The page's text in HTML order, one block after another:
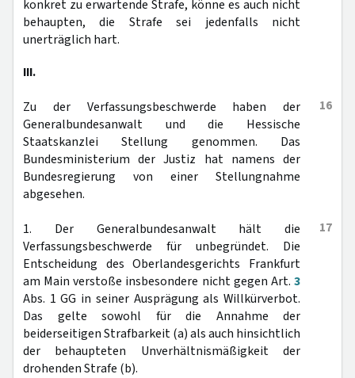
konkret zu erwartende Strafe, könne es auch nicht
behaupten, die Strafe sei jedenfalls nicht
unerträglich hart.
III.
16
Zu der Verfassungsbeschwerde haben der
Generalbundesanwalt und die Hessische
Staatskanzlei Stellung genommen. Das
Bundesministerium der Justiz hat namens der
Bundesregierung von einer Stellungnahme
abgesehen.
17
1. Der Generalbundesanwalt hält die
Verfassungsbeschwerde für unbegründet. Die
Entscheidung des Oberlandesgerichts Frankfurt
am Main verstoße insbesondere nicht gegen Art. 3
Abs. 1 GG in seiner Ausprägung als Willkürverbot.
Das gelte sowohl für die Annahme der
beiderseitigen Strafbarkeit (a) als auch hinsichtlich
der behaupteten Unverhältnismäßigkeit der
drohenden Strafe (b).